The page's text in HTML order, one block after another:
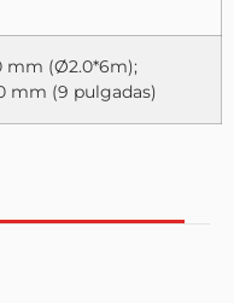
mm (Ø2.0*6m);
mm (9 pulgadas)